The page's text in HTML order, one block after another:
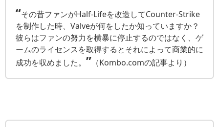
“その昔ファンがHalf-Lifeを改造してCounter-Strike
を制作した時、Valveが何をしたか知っていますか？
彼らはファンの努力を横暴に停止するのではなく、ゲ
ームのライセンスを取得するとそれによって商業的に
成功を収めました。 ” （Kombo.comの記事より）